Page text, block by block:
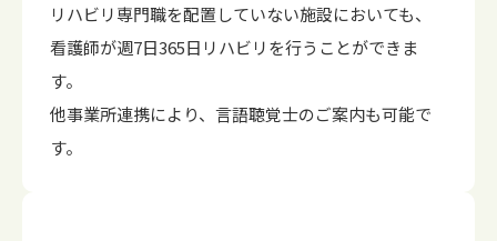
リハビリ専門職を配置していない施設においても、
看護師が週7日365日リハビリを行うことができま
す。
他事業所連携により、言語聴覚士のご案内も可能で
す。